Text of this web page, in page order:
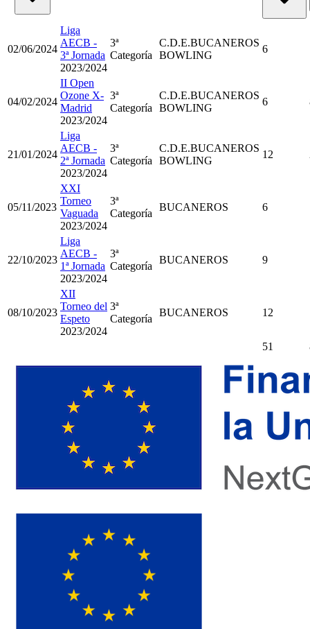
02/06/2024
Liga
AECB -
3ª Jornada
2023/2024
3ª
Categoría
C.D.E.BUCANEROS
BOWLING
6
04/02/2024
II Open
Ozone X-
Madrid
2023/2024
3ª
Categoría
C.D.E.BUCANEROS
BOWLING
6
21/01/2024
Liga
AECB -
2ª Jornada
2023/2024
3ª
Categoría
C.D.E.BUCANEROS
BOWLING
12
05/11/2023
XXI
Torneo
Vaguada
2023/2024
3ª
Categoría
BUCANEROS 6
22/10/2023
Liga
AECB -
1ª Jornada
2023/2024
3ª
Categoría
BUCANEROS 9
08/10/2023
XII
Torneo del
Espeto
2023/2024
3ª
Categoría
BUCANEROS 12
51